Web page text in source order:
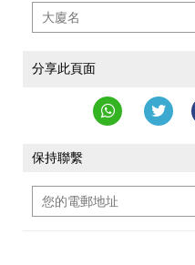
分享此頁面
保持聯繫